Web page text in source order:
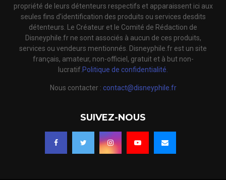
propriété de leurs détenteurs respectifs et apparaissent ici aux
seules fins d'identification des produits ou services desdits
détenteurs. Le Créateur et le Comité de Rédaction de
Disneyphile.fr ne sont associés à aucun de ces produits,
services ou vendeurs mentionnés. Disneyphile.fr est un site
français, amateur, non-officiel, gratuit et à but non-
lucratif. Politique de confidentialité.
Nous contacter : contact@disneyphile.fr
SUIVEZ-NOUS